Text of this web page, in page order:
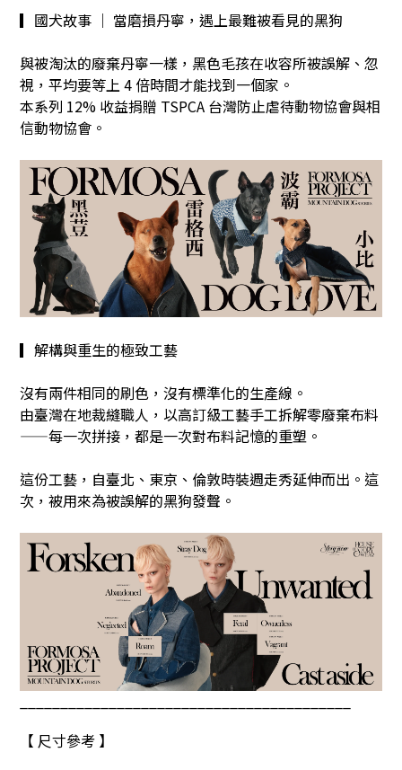
▎國犬故事 ｜ 當磨損丹寧，遇上最難被看見的黑狗
與被淘汰的廢棄丹寧一樣，黑色毛孩在收容所被誤解、忽
視，平均要等上 4 倍時間才能找到一個家。
本系列 12% 收益捐贈 TSPCA 台灣防止虐待動物協會與相
信動物協會。
▎解構與重生的極致工藝
沒有兩件相同的刷色，沒有標準化的生產線。
由臺灣在地裁縫職人，以高訂級工藝手工拆解零廢棄布料
——每一次拼接，都是一次對布料記憶的重塑。
這份工藝，自臺北、東京、倫敦時裝週走秀延伸而出。這
次，被用來為被誤解的黑狗發聲。
【 尺寸參考 】